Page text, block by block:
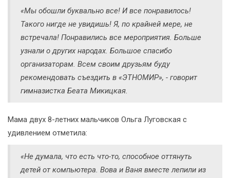
«Мы обошли буквально все! И все понравилось!
Такого нигде не увидишь! Я, по крайней мере, не
встречала! Понравились все мероприятия. Больше
узнали о других народах. Большое спасибо
организаторам. Всем своим друзьям буду
рекомендовать съездить в «ЭТНОМИР», - говорит
гимназистка Беата Микицкая.
Мама двух 8-летних мальчиков Ольга Луговская с
удивлением отметила:
«Не думала, что есть что-то, способное оттянуть
детей от компьютера. Вова и Ваня вместе лепили из